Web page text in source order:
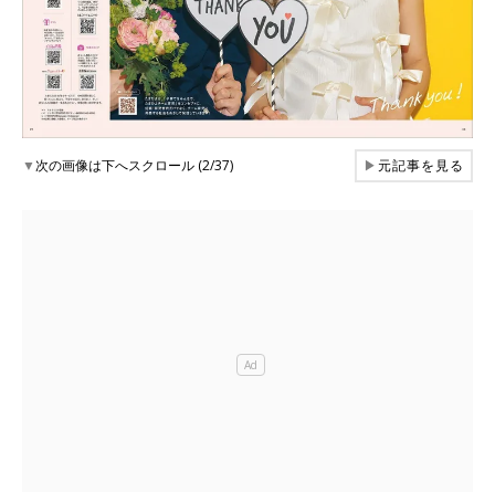
▼次の画像は下へスクロール (2/37) ▶元記事を見る